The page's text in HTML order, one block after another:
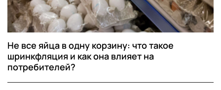
Не все яйца в одну корзину: что такое
шринкфляция и как она влияет на
потребителей?